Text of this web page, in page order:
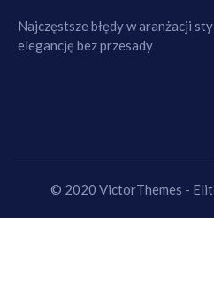
Najczęstsze błędy w aranżacji
elegancję bez przesady
© 2020 VictorThemes -